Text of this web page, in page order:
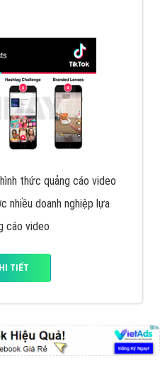
thức quảng cáo video
nhiều doanh nghiệp lựa
cáo video
TIẾT